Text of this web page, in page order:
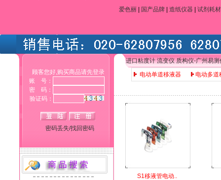
爱色丽| 国产品牌| 造纸仪器| 试剂耗材
顾客您好,购买商品请先登录
账 号：
密 码：
验证码：
密码丢失/找回密码
进口粘度计 流变仪 质构仪-广州易
电动单道移液器
电动多道
S1移液管电动..